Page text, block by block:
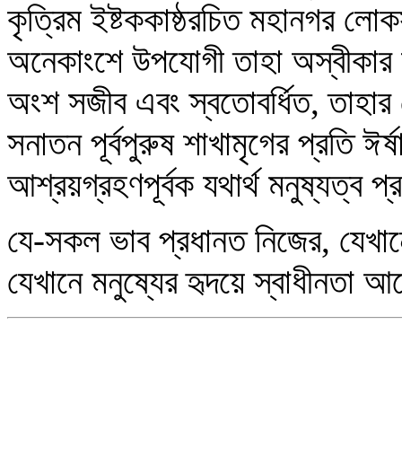
কৃত্রিম ইষ্টককাষ্ঠরচিত মহানগর
অনেকাংশে উপযোগী তাহা
অংশ সজীব এবং স্বতোবর্ধিত,
সনাতন পূর্বপুরুষ শাখামৃগের প্রতি
আশ্রয়গ্রহণপূর্বক যথার্থ মনুষ্যত্ব
যে-সকল ভাব প্রধানত নিজের,
যেখানে মনুষ্যের হৃদয়ে স্বাধীনতা